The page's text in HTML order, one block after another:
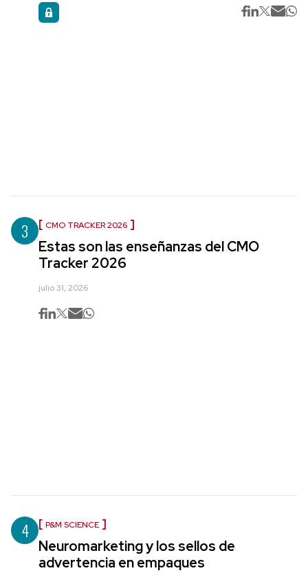
3 CMO TRACKER 2026
Estas son las enseñanzas del CMO
Tracker 2026
julio 31, 2026
4 P&M SCIENCE
Neuromarketing y los sellos de
advertencia en empaques